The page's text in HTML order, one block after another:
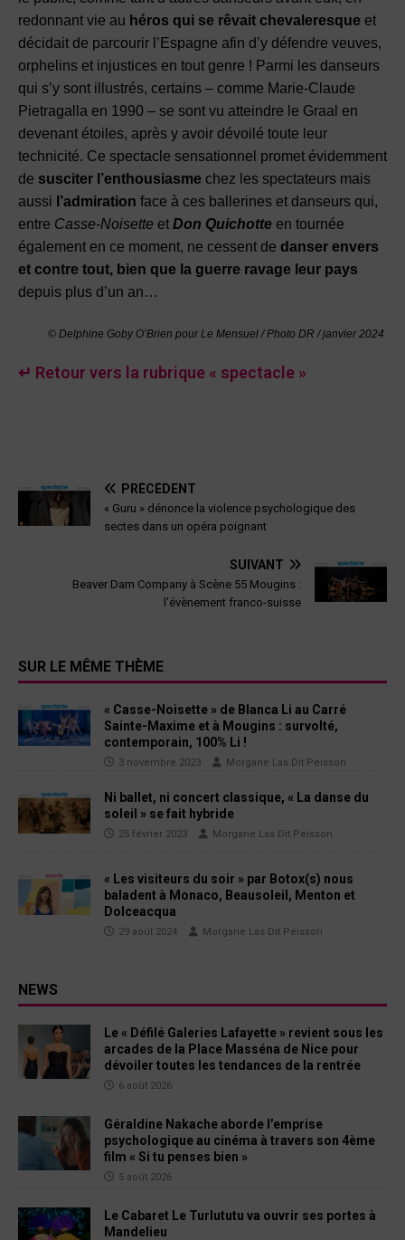
redonnant vie au héros qui se rêvait chevaleresque et
décidait de parcourir l’Espagne afin d’y défendre veuves,
orphelins et injustices en tout genre ! Parmi les danseurs
qui s’y sont illustrés, certains – comme Marie-Claude
Pietragalla en 1990 – se sont vu atteindre le Graal en
devenant étoiles, après y avoir dévoilé toute leur
technicité. Ce spectacle sensationnel promet évidemment
de susciter l’enthousiasme chez les spectateurs mais
aussi l’admiration face à ces ballerines et danseurs qui,
entre Casse-Noisette et Don Quichotte en tournée
également en ce moment, ne cessent de danser envers
et contre tout, bien que la guerre ravage leur pays
depuis plus d’un an…
© Delphine Goby O’Brien pour Le Mensuel / Photo DR / janvier 2024
↵ Retour vers la rubrique « spectacle »
PRÉCÉDENT
« Guru » dénonce la violence psychologique des
sectes dans un opéra poignant
SUIVANT
Beaver Dam Company à Scène 55 Mougins :
l’évènement franco-suisse
SUR LE MÊME THÈME
« Casse-Noisette » de Blanca Li au Carré
Sainte-Maxime et à Mougins : survolté,
contemporain, 100% Li !
3 novembre 2023 Morgane Las Dit Peisson
Ni ballet, ni concert classique, « La danse du
soleil » se fait hybride
25 février 2023 Morgane Las Dit Peisson
« Les visiteurs du soir » par Botox(s) nous
baladent à Monaco, Beausoleil, Menton et
Dolceacqua
29 août 2024 Morgane Las Dit Peisson
NEWS
Le « Défilé Galeries Lafayette » revient sous les
arcades de la Place Masséna de Nice pour
dévoiler toutes les tendances de la rentrée
6 août 2026
Géraldine Nakache aborde l’emprise
psychologique au cinéma à travers son 4ème
film « Si tu penses bien »
5 août 2026
Le Cabaret Le Turlututu va ouvrir ses portes à
Mandelieu